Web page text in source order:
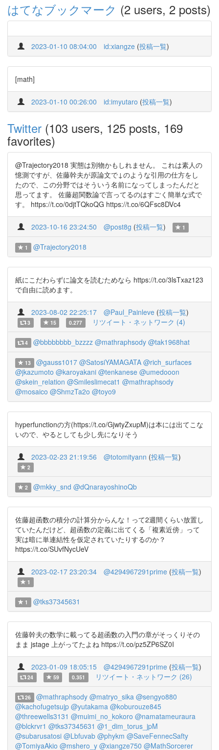
はてなブックマーク (2 users, 2 posts)
2023-01-10 08:04:00 id:xiangze (投稿一覧)
[math]
2023-01-10 00:26:00 id:imyutaro (投稿一覧)
Twitter (103 users, 125 posts, 169
favorites)
@Trajectory2018 実態は別物かもしれません。 これは素人の
憶測ですが、佐藤幹夫が原論文で↓のような引用の仕方をし
たので、この分野ではそういう名前になってしまったんだと
思ってます。 佐藤超関数論で言ってるのはすごく簡単な式で
す。 https://t.co/0djtTQkoQG https://t.co/6QFsc8DVc4
2023-10-16 23:24:50 @post8g (投稿一覧) 1
1 @Trajectory2018
紙にこだわらずに論文を読むためなら https://t.co/3lsTxaz123
で自由に読めます。
2023-08-02 22:25:17 @Paul_Painleve (投稿一覧)
3 15 0.277 リツイート・ネットワーク (4)
4 @bbbbbbbb_bzzzz @mathraphsody @tak1968hat
13 @gauss1017 @SatosiYAMAGATA @rich_surfaces
@jkazumoto @karoyakani @tenkanese @umedooon
@skein_relation @Smileslimecat1 @mathraphsody
@mosaico @ShmzTa2o @toyo9
hyperfunctionの方(https://t.co/GjwtyZxupM)は本には出てこな
いので、やるとしても少し先になりそう
2023-02-23 21:19:56 @totomityann (投稿一覧)
2
2 @mkky_snd @dQnarayoshinoQb
佐藤超函数の積分の計算分からんな！って2週間くらい放置し
ていたんだけど、超函数の定義に出てくる「複素近傍」って
実は暗に単連結性を仮定されていたりするのか？
https://t.co/SUvfNycUeV
2023-02-17 23:20:34 @4294967291prime (投稿一覧)
1
1 @tks37345631
佐藤幹夫の数学に載ってる超函数の入門の章がそっくりその
まま jstage 上がってたよね https://t.co/pz5ZP6SZ0I
2023-01-09 18:05:15 @4294967291prime (投稿一覧)
24 59 0.351 リツイート・ネットワーク (26)
26 @mathraphsody @matryo_sika @sengyo880
@kachofugetsujp @yutakama @koburouze845
@threewells3131 @muimi_no_kokoro @namatameuraura
@blckrvr1 @tks37345631 @1_dim_torus_jpM
@subarusatosi @Lbfuvab @phykm @SaveFennecSafty
@TomiyaAkio @mshero_y @xiangze750 @MathSorcerer